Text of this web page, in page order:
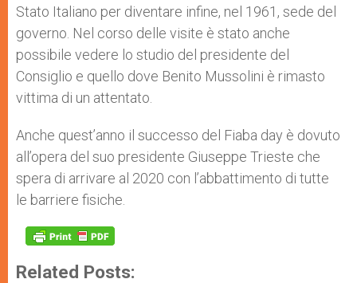
Stato Italiano per diventare infine, nel 1961, sede del
governo. Nel corso delle visite è stato anche
possibile vedere lo studio del presidente del
Consiglio e quello dove Benito Mussolini è rimasto
vittima di un attentato.
Anche quest’anno il successo del Fiaba day è dovuto
all’opera del suo presidente Giuseppe Trieste che
spera di arrivare al 2020 con l’abbattimento di tutte
le barriere fisiche.
Related Posts: